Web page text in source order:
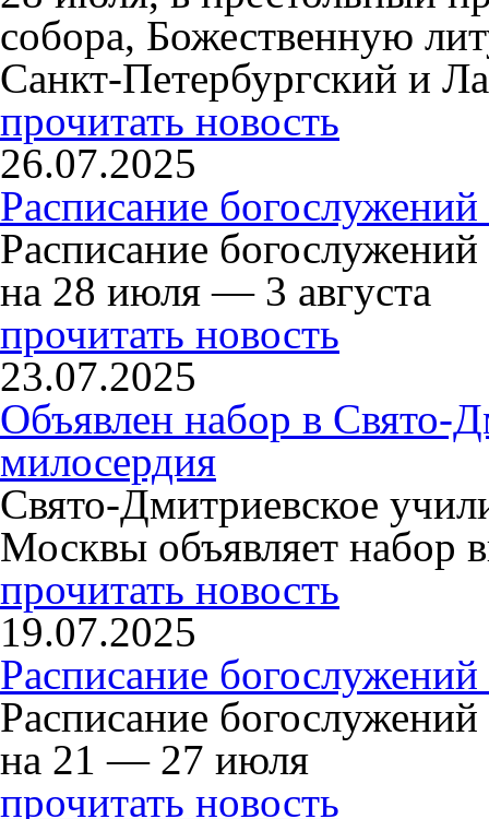
собора, Божественную
Санкт-Петербургский и
прочитать новость
26.07.2025
Расписание
Расписание
на 28 июля — 3 августа
прочитать новость
23.07.2025
Объявлен набор в Свято-
милосердия
Свято-Дмитриевское
Москвы объявляет набор
прочитать новость
19.07.2025
Расписание
Расписание
на 21 — 27 июля
прочитать новость